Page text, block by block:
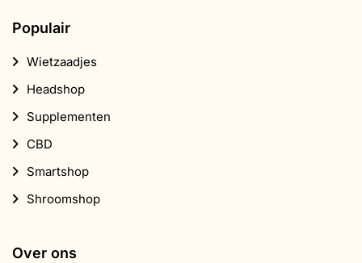
Populair
Wietzaadjes
Headshop
Supplementen
CBD
Smartshop
Shroomshop
Over ons